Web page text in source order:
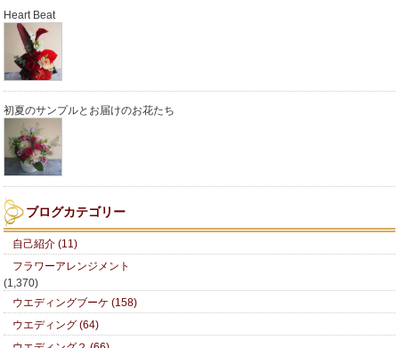
Heart Beat
初夏のサンプルとお届けのお花たち
ブログカテゴリー
自己紹介 (11)
フラワーアレンジメント
(1,370)
ウエディングブーケ (158)
ウエディング (64)